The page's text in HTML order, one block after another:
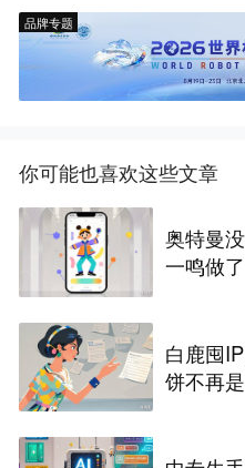
品牌专题
你可能也喜欢这些文章
奥特曼
一鸣做了
白鹿囤
饼不再